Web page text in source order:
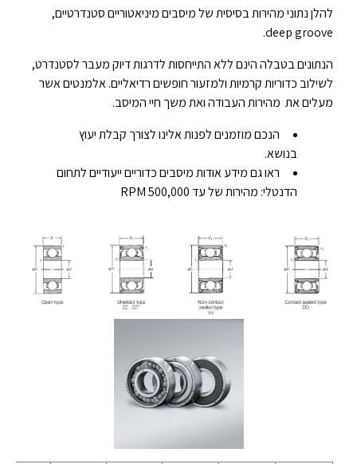
להלן נתוני מהירות בסיסית של מיסבים מיניאטוריים סטנדרטיים,
deep groove.
הנתונים בטבלה הינם ללא התייחסות לדרגות דיוק מעבר לסטנדרט,
לשילוב כדוריות קרמיות ולמזעור חופשים רדיאליים. אלמנטים אשר
מעלים את מהירות העבודה ואת משך חיי המיסב.
הנכם מוזמנים לפנות אלינו לצורך קבלת יעוץ
בנושא.
ראו גם מידע אודות מיסבים כדוריים ייעודיים לתחום
הדנטלי: מהירות של עד 500,000 RPM